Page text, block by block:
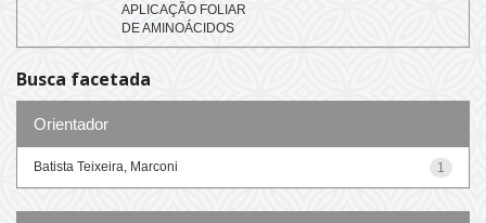
APLICAÇÃO FOLIAR
DE AMINOÁCIDOS
Busca facetada
Orientador
1
Batista Teixeira, Marconi